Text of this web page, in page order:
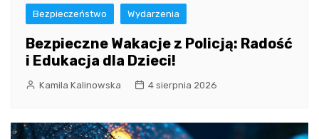
Bezpieczeństwo Wydarzenia
Bezpieczne Wakacje z Policją: Radość
i Edukacja dla Dzieci!
Kamila Kalinowska 4 sierpnia 2026